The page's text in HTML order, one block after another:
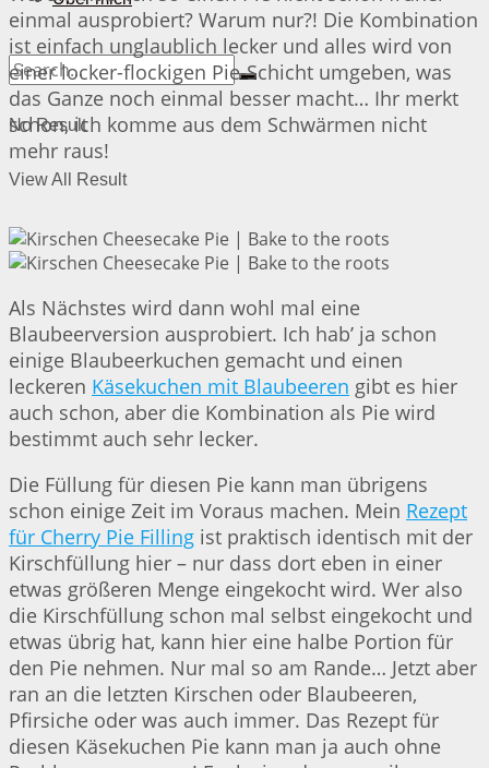
No Result
View All Result
einmal ausprobiert? Warum nur?! Die Kombination
ist einfach unglaublich lecker und alles wird von
einer locker-flockigen Pie-Schicht umgeben, was
das Ganze noch einmal besser macht… Ihr merkt
schon, ich komme aus dem Schwärmen nicht
mehr raus!
Als Nächstes wird dann wohl mal eine
Blaubeerversion ausprobiert. Ich hab’ ja schon
einige Blaubeerkuchen gemacht und einen
leckeren Käsekuchen mit Blaubeeren gibt es hier
auch schon, aber die Kombination als Pie wird
bestimmt auch sehr lecker.
Die Füllung für diesen Pie kann man übrigens
schon einige Zeit im Voraus machen. Mein Rezept
für Cherry Pie Filling ist praktisch identisch mit der
Kirschfüllung hier – nur dass dort eben in einer
etwas größeren Menge eingekocht wird. Wer also
die Kirschfüllung schon mal selbst eingekocht und
etwas übrig hat, kann hier eine halbe Portion für
den Pie nehmen. Nur mal so am Rande… Jetzt aber
ran an die letzten Kirschen oder Blaubeeren,
Pfirsiche oder was auch immer. Das Rezept für
diesen Käsekuchen Pie kann man ja auch ohne